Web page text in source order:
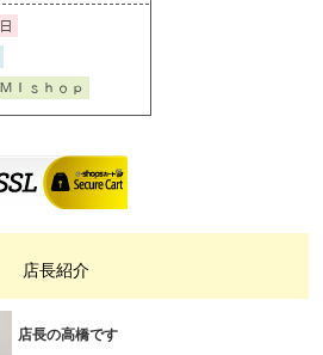
店長紹介
店長の高橋です